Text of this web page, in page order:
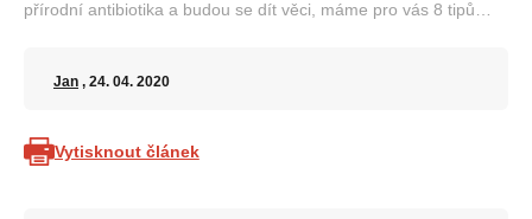
přírodní antibiotika a budou se dít věci, máme pro vás 8 tipů…
Jan , 24. 04. 2020
Vytisknout článek